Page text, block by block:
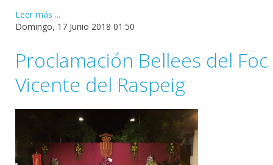
Leer más ...
Domingo, 17 Junio 2018 01:50
Proclamación Bellees del
Vicente del Raspeig